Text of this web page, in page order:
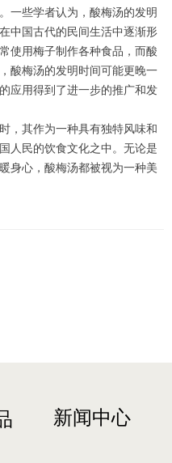
些学者认为，酸梅汤的发明
中国古代的民间生活中逐渐形
使用梅子制作各种食品，而酸
酸梅汤的发明时间可能更晚一
应用得到了进一步的推广和发
其作为一种具有独特风味和
人民的饮食文化之中。无论是
身心，酸梅汤都被视为一种美
新闻中心